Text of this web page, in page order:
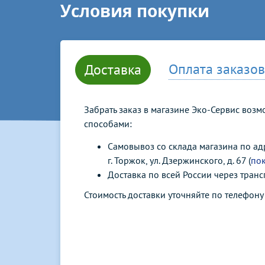
Условия покупки
Доставка Оплата заказов
Забрать заказ в магазине Эко-Сервис
способами:
Самовывоз со склада магазина по
г. Торжок, ул. Дзержинского, д. 67 (
Доставка по всей России через
Стоимость доставки уточняйте по телефону